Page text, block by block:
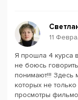
11
Я прошла 4 курса
не боюсь
понимают!!! Здесь
которых не
просмотры